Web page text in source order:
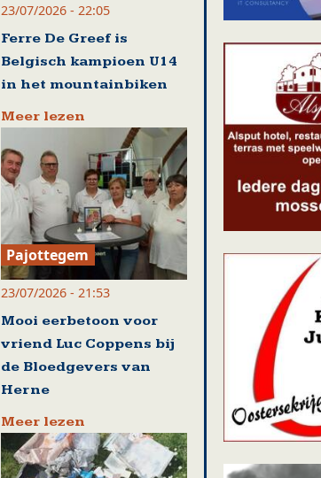
23/07/2026 - 22:05
Ferre De Greef is
Belgisch kampioen U14
in het mountainbiken
Meer lezen
Pajottegem
23/07/2026 - 21:53
Mooi eerbetoon voor
vriend Luc Coppens bij
de Bloedgevers van
Herne
Meer lezen